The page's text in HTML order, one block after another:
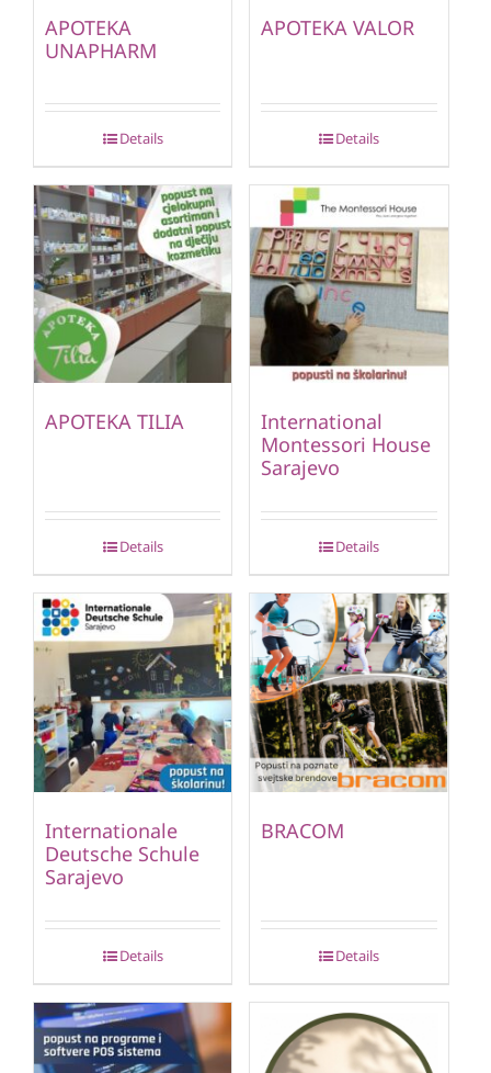
APOTEKA
UNAPHARM
Details
APOTEKA VALOR
Details
APOTEKA TILIA
Details
International
Montessori House
Sarajevo
Details
Internationale
Deutsche Schule
Sarajevo
Details
BRACOM
Details